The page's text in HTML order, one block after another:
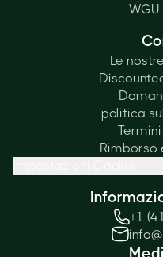
WGU
Le
politica
Rimborso
+1